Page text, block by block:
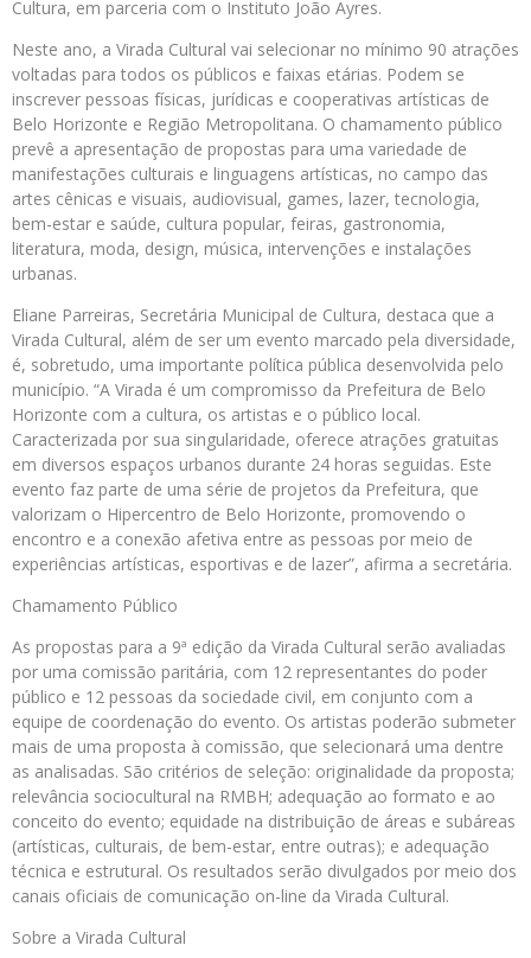
Cultura, em parceria com o Instituto João Ayres.
Neste ano, a Virada Cultural vai selecionar no mínimo 90 atrações
voltadas para todos os públicos e faixas etárias. Podem se
inscrever pessoas físicas, jurídicas e cooperativas artísticas de
Belo Horizonte e Região Metropolitana. O chamamento público
prevê a apresentação de propostas para uma variedade de
manifestações culturais e linguagens artísticas, no campo das
artes cênicas e visuais, audiovisual, games, lazer, tecnologia,
bem-estar e saúde, cultura popular, feiras, gastronomia,
literatura, moda, design, música, intervenções e instalações
urbanas.
Eliane Parreiras, Secretária Municipal de Cultura, destaca que a
Virada Cultural, além de ser um evento marcado pela diversidade,
é, sobretudo, uma importante política pública desenvolvida pelo
município. “A Virada é um compromisso da Prefeitura de Belo
Horizonte com a cultura, os artistas e o público local.
Caracterizada por sua singularidade, oferece atrações gratuitas
em diversos espaços urbanos durante 24 horas seguidas. Este
evento faz parte de uma série de projetos da Prefeitura, que
valorizam o Hipercentro de Belo Horizonte, promovendo o
encontro e a conexão afetiva entre as pessoas por meio de
experiências artísticas, esportivas e de lazer”, afirma a secretária.
Chamamento Público
As propostas para a 9ª edição da Virada Cultural serão avaliadas
por uma comissão paritária, com 12 representantes do poder
público e 12 pessoas da sociedade civil, em conjunto com a
equipe de coordenação do evento. Os artistas poderão submeter
mais de uma proposta à comissão, que selecionará uma dentre
as analisadas. São critérios de seleção: originalidade da proposta;
relevância sociocultural na RMBH; adequação ao formato e ao
conceito do evento; equidade na distribuição de áreas e subáreas
(artísticas, culturais, de bem-estar, entre outras); e adequação
técnica e estrutural. Os resultados serão divulgados por meio dos
canais oficiais de comunicação on-line da Virada Cultural.
Sobre a Virada Cultural